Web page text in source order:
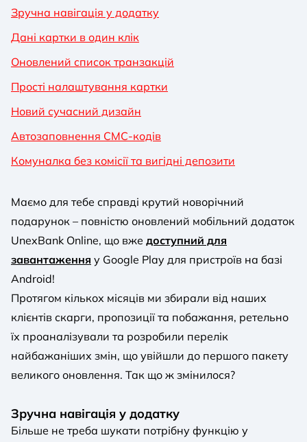
Маємо для тебе справді крутий новорічний
подарунок – повністю оновлений мобільний додаток
UnexBank Online, що вже доступний для
завантаження у Google Play для пристроїв на базі
Android!
Протягом кількох місяців ми збирали від наших
клієнтів скарги, пропозиції та побажання, ретельно
їх проаналізували та розробили перелік
найбажаніших змін, що увійшли до першого пакету
великого оновлення. Так що ж змінилося?
Зручна навігація у додатку
Більше не треба шукати потрібну функцію у
Зручна навігація у додатку
Дані картки в один клік
Оновлений список транзакцій
Прості налаштування картки
Новий сучасний дизайн
Автозаповнення СМС-кодів
Комуналка без комісії та вигідні депозити